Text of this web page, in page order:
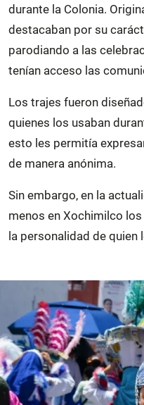
durante la Colonia.
destacaban por su
parodiando a las
tenían acceso las
Los trajes fueron
quienes los usaban
esto les permitía
de manera anónima.
Sin embargo, en la
menos en Xochimilco
la personalidad de quien